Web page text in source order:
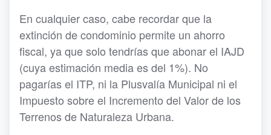
En cualquier caso, cabe recordar que la
extinción de condominio permite un ahorro
fiscal, ya que solo tendrías que abonar el IAJD
(cuya estimación media es del 1%). No
pagarías el ITP, ni la Plusvalía Municipal ni el
Impuesto sobre el Incremento del Valor de los
Terrenos de Naturaleza Urbana.